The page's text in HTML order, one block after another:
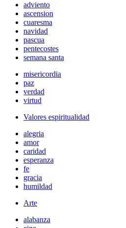
adviento
ascension
cuaresma
navidad
pascua
pentecostes
semana santa
misericordia
paz
verdad
virtud
Valores espiritualidad
alegria
amor
caridad
esperanza
fe
gracia
humildad
Arte
alabanza